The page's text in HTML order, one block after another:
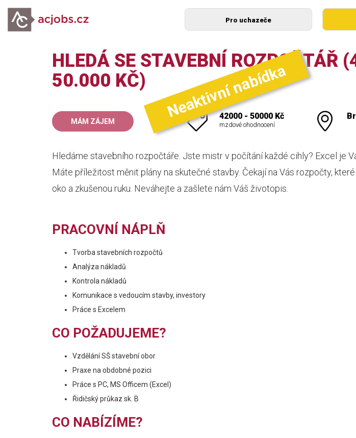
Pro uchazeče
HLEDÁ SE STAVEBNÍ ROZPOČTÁŘ
50.000 KČ)
Neaktivní nabídka
MÁM ZÁJEM
42000 - 50000 Kč
mzdové ohodnocení
Hledáme stavebního rozpočtáře. Jste mistr v počítání každé cihly? Excel je
Máte příležitost měnit plány na skutečné stavby. Čekají na Vás rozpočty,
oko a zkušenou ruku. Neváhejte a zašlete nám Váš životopis.
PRACOVNÍ NÁPLŇ
Tvorba stavebních rozpočtů
Analýza nákladů
Kontrola nákladů
Komunikace s vedoucím stavby, investory
Práce s Excelem
CO POŽADUJEME?
Vzdělání SŠ stavební obor
Praxe na obdobné pozici
Práce s PC, MS Officem (Excel)
Řidičský průkaz sk. B
CO NABÍZÍME?